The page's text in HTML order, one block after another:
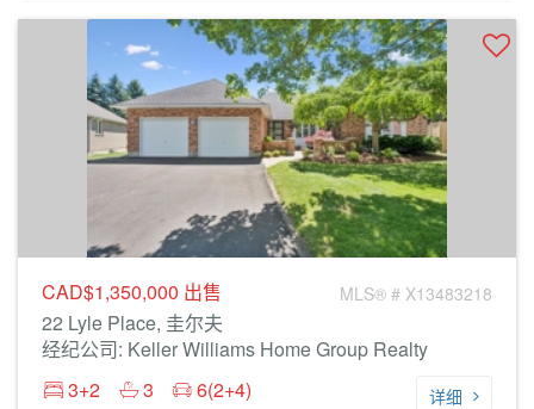
CAD$1,350,000 出售 MLS® # X13483218
22 Lyle Place, 圭尔夫
经纪公司: Keller Williams Home Group Realty
3+2
3 6(2+4) 详细